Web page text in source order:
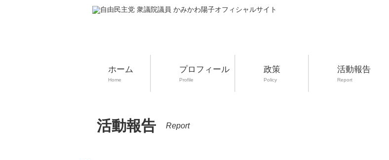
ホーム
Home
プロフィール
Profile
政策
Policy
活動報告
Report
活動報告 Report